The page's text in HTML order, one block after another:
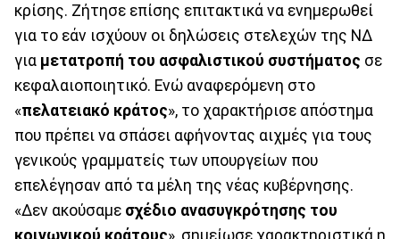
κρίσης. Ζήτησε επίσης επιτακτικά να ενημερωθεί
για το εάν ισχύουν οι δηλώσεις στελεχών της ΝΔ
για μετατροπή του ασφαλιστικού συστήματος σε
κεφαλαιοποιητικό. Ενώ αναφερόμενη στο
«πελατειακό κράτος», το χαρακτήρισε απόστημα
που πρέπει να σπάσει αφήνοντας αιχμές για τους
γενικούς γραμματείς των υπουργείων που
επελέγησαν από τα μέλη της νέας κυβέρνησης.
«Δεν ακούσαμε σχέδιο ανασυγκρότησης του
κοινωνικού κράτους», σημείωσε χαρακτηριστικά η